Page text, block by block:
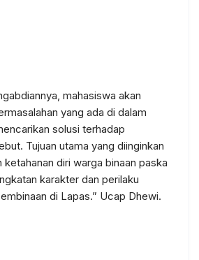
mahasiswa akan
yang ada di dalam
solusi terhadap
Tujuan utama yang diinginkan
diri warga binaan paska
karakter dan perilaku
di Lapas.” Ucap Dhewi.